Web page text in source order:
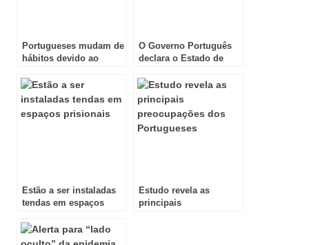
Portugueses mudam de
hábitos devido ao
O Governo Português
declara o Estado de
Estão a ser instaladas
tendas em espaços
Estudo revela as
principais